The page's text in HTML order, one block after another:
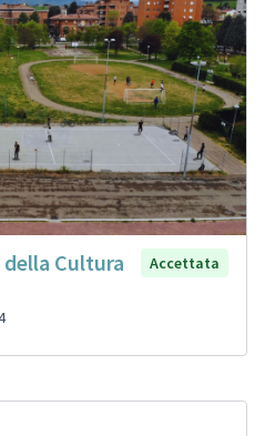
Cultura
Accettata